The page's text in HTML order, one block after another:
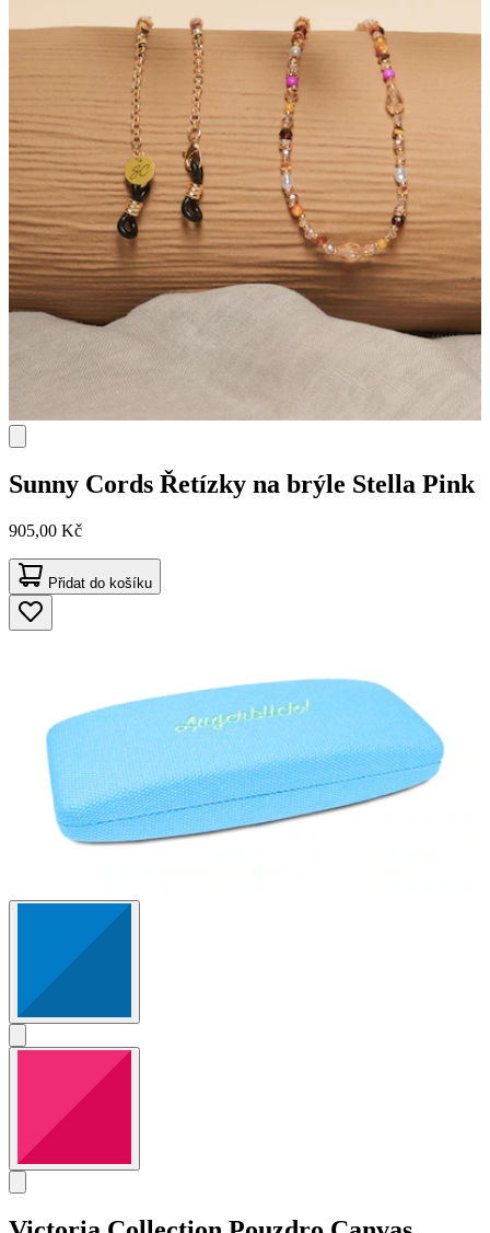
Sunny Cords Řetízky na brýle Stella Pink
905,00 Kč
Přidat do košíku